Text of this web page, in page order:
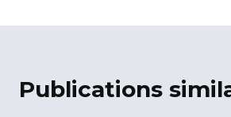
Publications